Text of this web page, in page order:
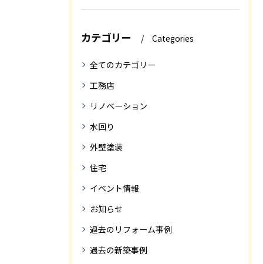
カテゴリー Categories
全てのカテゴリー
工務店
リノベーション
水回り
外壁塗装
住宅
イベント情報
お知らせ
過去のリフォーム事例
過去の新築事例